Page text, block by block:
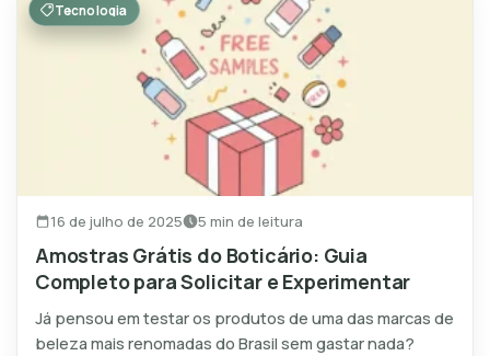
Tecnologia
16 de julho de 2025 5 min de leitura
Amostras Grátis do Boticário: Guia
Completo para Solicitar e Experimentar
Já pensou em testar os produtos de uma das marcas de
beleza mais renomadas do Brasil sem gastar nada?